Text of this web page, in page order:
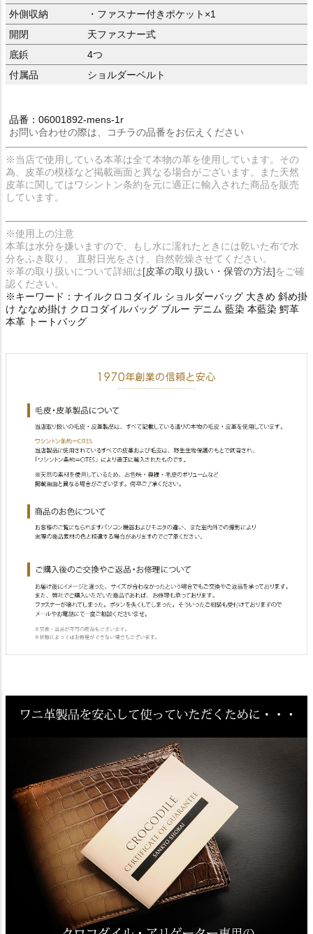
外側収納
・ファスナー付きポケット×1
開閉
天ファスナー式
底鋲
4つ
付属品
ショルダーベルト
品番：06001892-mens-1r
お問い合わせの際は、コチラの品番をお伝えください
※当店で使用している本革は全て本物の革を使用しています。その
為、皮革の模様など掲載画面と異なる場合がございます。また天然
皮革に関してはワシントン条約を元に適正に輸入された商品を販売
しています。
※使用上の注意
本革は水分を嫌いますので、もし水に濡れたときには乾いた布で水
分をふき取り、 直射日光をさけ、自然乾燥させてください。
※革の取り扱いについて詳細は[皮革の取り扱い・保管の方法]をご確
認ください。
※キーワード：ナイルクロコダイル ショルダーバッグ 大きめ 斜め掛
け ななめ掛け クロコダイルバッグ ブルー デニム 藍染 本藍染 鰐革
本革 トートバッグ